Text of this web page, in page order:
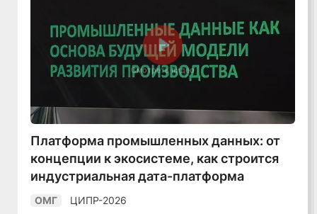
Смотреть видео
Платформа промышленных данных: от
концепции к экосистеме, как строится
индустриальная дата-платформа
ОМГ ЦИПР-2026